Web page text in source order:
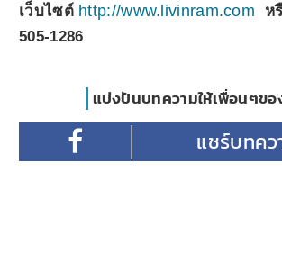
เว็บไซต์ http://www.livinram.com ห
505-1286
แบ่งปันบทความให้เพื่อนๆข